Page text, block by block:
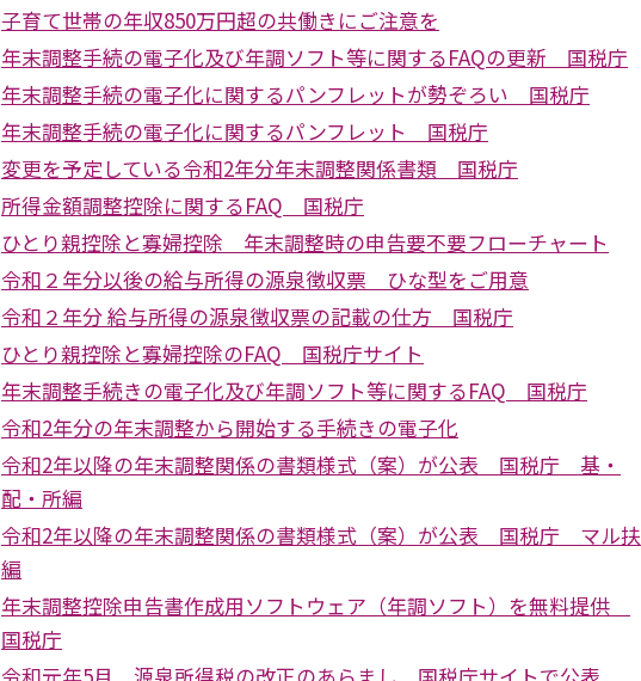
子育て世帯の年収850万円超の共働きにご注意を
年末調整手続の電子化及び年調ソフト等に関するFAQの更新 国税庁
年末調整手続の電子化に関するパンフレットが勢ぞろい 国税庁
年末調整手続の電子化に関するパンフレット 国税庁
変更を予定している令和2年分年末調整関係書類 国税庁
所得金額調整控除に関するFAQ 国税庁
ひとり親控除と寡婦控除 年末調整時の申告要不要フローチャート
令和２年分以後の給与所得の源泉徴収票 ひな型をご用意
令和２年分 給与所得の源泉徴収票の記載の仕方 国税庁
ひとり親控除と寡婦控除のFAQ 国税庁サイト
年末調整手続きの電子化及び年調ソフト等に関するFAQ 国税庁
令和2年分の年末調整から開始する手続きの電子化
令和2年以降の年末調整関係の書類様式（案）が公表 国税庁 基・
配・所編
令和2年以降の年末調整関係の書類様式（案）が公表 国税庁 マル扶
編
年末調整控除申告書作成用ソフトウェア（年調ソフト）を無料提供
国税庁